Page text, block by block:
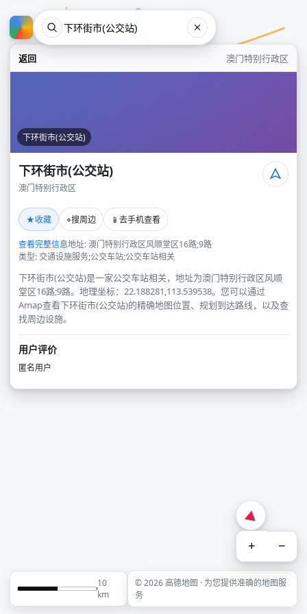
返回 澳门特别行政区
下环街市(公交站)
下环街市(公交站)
澳门特别行政区
★收藏 ⌖搜周边 📱 去手机查看
查看完整信息地址: 澳门特别行政区风顺堂区16路;9路
类型: 交通设施服务;公交车站;公交车站相关
下环街市(公交站)是一家公交车站相关，地址为澳门特别行政区风顺
堂区16路;9路。地理坐标：22.188281,113.539538。您可以通过
Amap查看下环街市(公交站)的精确地图位置、规划到达路线，以及查
找周边设施。
用户评价
匿名用户
+ −
10
km
© 2026 高德地图 · 为您提供准确的地图服
务